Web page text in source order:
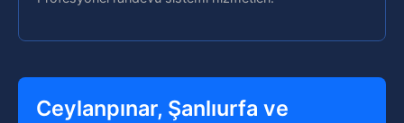
Ceylanpınar, Şanlıurfa ve